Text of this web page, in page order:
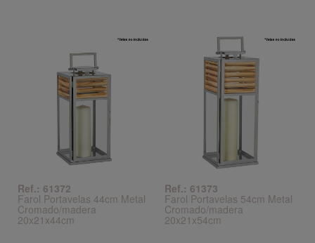
Ref.: 61372
Farol Portavelas 44cm Metal
Cromado/madera
20x21x44cm
Ref.: 61373
Farol Portavelas 54cm Metal
Cromado/madera
20x21x54cm